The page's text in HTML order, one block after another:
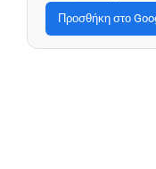
Προσθήκη στο